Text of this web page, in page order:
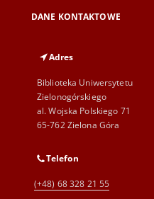
DANE KONTAKTOWE
Adres
Biblioteka Uniwersytetu
Zielonogórskiego
al. Wojska Polskiego 71
65-762 Zielona Góra
Telefon
(+48) 68 328 21 55